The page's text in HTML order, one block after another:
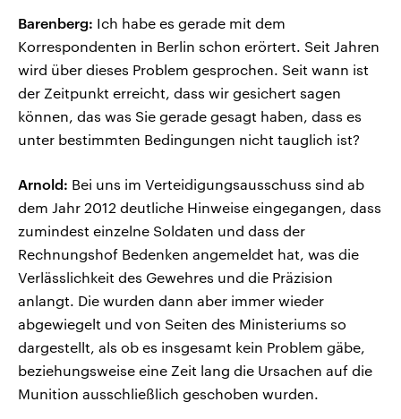
Barenberg: Ich habe es gerade mit dem
Korrespondenten in Berlin schon erörtert. Seit Jahren
wird über dieses Problem gesprochen. Seit wann ist
der Zeitpunkt erreicht, dass wir gesichert sagen
können, das was Sie gerade gesagt haben, dass es
unter bestimmten Bedingungen nicht tauglich ist?
Arnold: Bei uns im Verteidigungsausschuss sind ab
dem Jahr 2012 deutliche Hinweise eingegangen, dass
zumindest einzelne Soldaten und dass der
Rechnungshof Bedenken angemeldet hat, was die
Verlässlichkeit des Gewehres und die Präzision
anlangt. Die wurden dann aber immer wieder
abgewiegelt und von Seiten des Ministeriums so
dargestellt, als ob es insgesamt kein Problem gäbe,
beziehungsweise eine Zeit lang die Ursachen auf die
Munition ausschließlich geschoben wurden.